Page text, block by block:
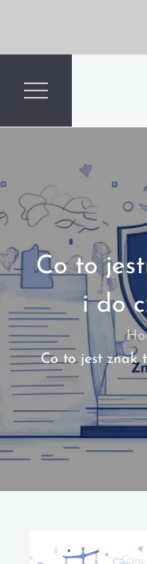
content
Co to
i do
Co to jest znak